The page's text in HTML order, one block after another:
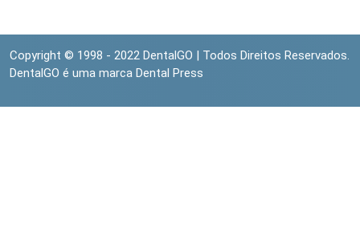
Copyright © 1998 - 2022 DentalGO | Todos Direitos Reservados.
DentalGO é uma marca Dental Press